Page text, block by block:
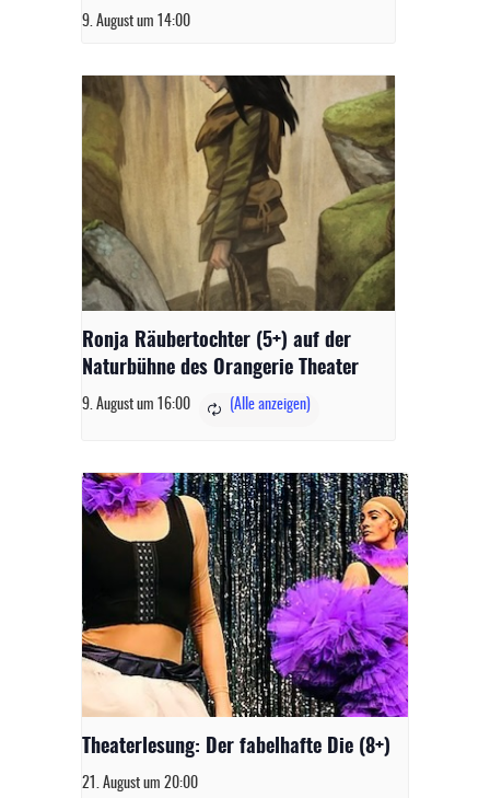
9. August um 14:00
Ronja Räubertochter (5+) auf der
Naturbühne des Orangerie Theater
9. August um 16:00
Theaterlesung: Der fabelhafte Die (8+)
21. August um 20:00